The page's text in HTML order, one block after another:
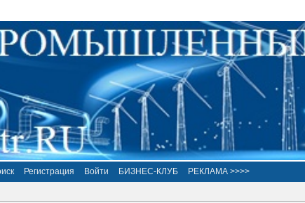
Регистрация Войти БИЗНЕС-КЛУБ РЕКЛАМА >>>>